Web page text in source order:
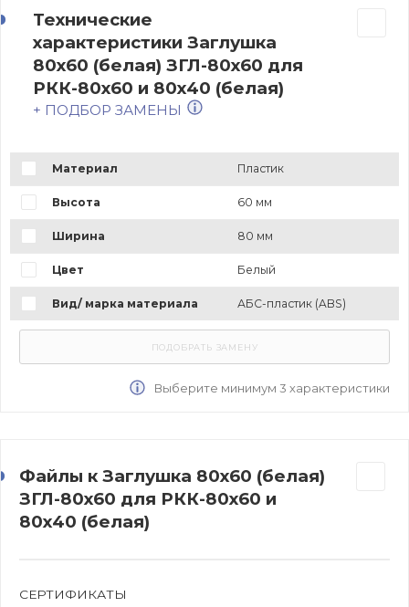
Технические
характеристики Заглушка
80х60 (белая) ЗГЛ-80х60 для
РКК-80х60 и 80х40 (белая)
+ ПОДБОР ЗАМЕНЫ
Материал Пластик
Высота 60 мм
Ширина 80 мм
Цвет Белый
Вид/ марка материала АБС-пластик (ABS)
Выберите минимум 3 характеристики
Файлы к Заглушка 80х60 (белая)
ЗГЛ-80х60 для РКК-80х60 и
80х40 (белая)
СЕРТИФИКАТЫ